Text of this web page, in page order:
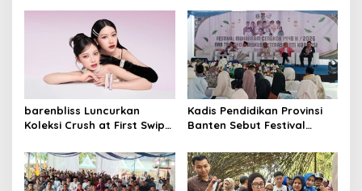
Infrastruktur
2026
barenbliss Luncurkan
Koleksi Crush at First Swipe,
Premium dengan Inovasi
Transferproof dan Clean
Beauty
Kadis Pendidikan Provinsi
Banten Sebut Festival
Bangkitkan Ekonomi dan
Masalah Sosial